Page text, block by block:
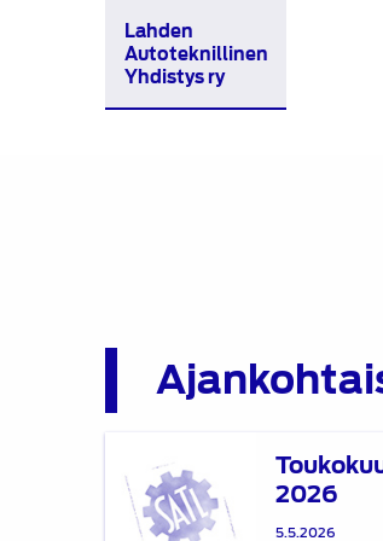
Lahden
Autoteknillinen
Yhdistys ry
2026
5.5.2026
kuukausikokous
20.5
2026